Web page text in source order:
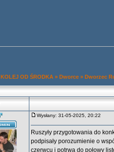
KOLEJ OD ŚRODKA » Dworce » Dworzec
Wysłany: 31-05-2025, 20:22
Ruszyły przygotowania do
podpisały porozumienie o
czerwcu i potrwa do połowy